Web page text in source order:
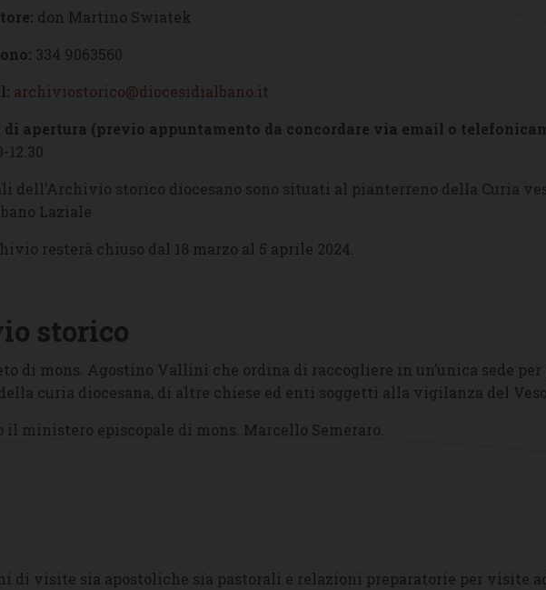
don Martino Swiatek
334 9063560
archiviostorico@diocesidialbano.it
di apertura (previo appuntamento da concordare via email o
12.30
dell’Archivio storico diocesano sono situati al pianterreno della Curia
Laziale
resterà chiuso dal 18 marzo al 5 aprile 2024.
storico
di mons. Agostino Vallini che ordina di raccogliere in un’unica sede
curia diocesana, di altre chiese ed enti soggetti alla vigilanza del
il ministero episcopale di mons. Marcello Semeraro.
di visite sia apostoliche sia pastorali e relazioni preparatorie per visite